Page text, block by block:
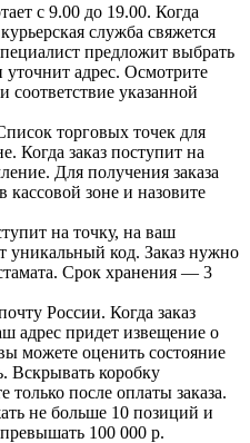
с 9.00 до 19.00. Когда
служба свяжется
предложит выбрать
уточнит адрес. Осмотрите
соответствие указанной
торговых точек для
Когда заказ поступит на
Для получения заказа
кассовой зоне и назовите
на точку, на ваш
уникальный код. Заказ нужно
Срок хранения — 3
России. Когда заказ
адрес придет извещение о
можете оценить состояние
Вскрывать коробку
только после оплаты заказа.
не больше 10 позиций и
100 000 р.